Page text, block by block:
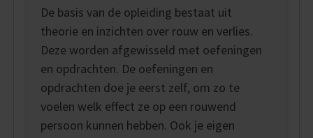
De basis van de opleiding bestaat uit
theorie en inzichten over rouw en verlies.
Deze worden afgewisseld met oefeningen
en opdrachten. De oefeningen en
opdrachten doe je eerst zelf, om zo te
voelen welk effect ze op een rouwend
persoon kunnen hebben. Ook je eigen